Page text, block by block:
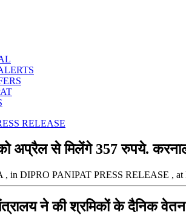
RELEASE
अप्रैल से मिलेंगे 357 रुपये.
, in DIPRO PANIPAT PRESS RELEASE , at
ने की श्रमिकों के दैनिक वेतन